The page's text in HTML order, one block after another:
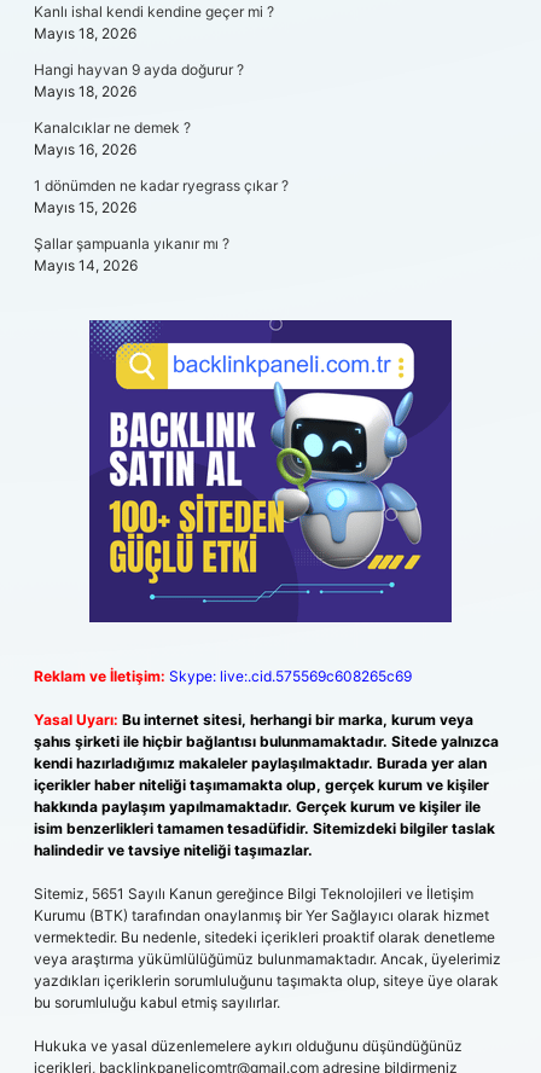
Kanlı ishal kendi kendine geçer mi ?
Mayıs 18, 2026
Hangi hayvan 9 ayda doğurur ?
Mayıs 18, 2026
Kanalcıklar ne demek ?
Mayıs 16, 2026
1 dönümden ne kadar ryegrass çıkar ?
Mayıs 15, 2026
Şallar şampuanla yıkanır mı ?
Mayıs 14, 2026
Reklam ve İletişim: Skype: live:.cid.575569c608265c69
Yasal Uyarı: Bu internet sitesi, herhangi bir marka, kurum veya
şahıs şirketi ile hiçbir bağlantısı bulunmamaktadır. Sitede yalnızca
kendi hazırladığımız makaleler paylaşılmaktadır. Burada yer alan
içerikler haber niteliği taşımamakta olup, gerçek kurum ve kişiler
hakkında paylaşım yapılmamaktadır. Gerçek kurum ve kişiler ile
isim benzerlikleri tamamen tesadüfidir. Sitemizdeki bilgiler taslak
halindedir ve tavsiye niteliği taşımazlar.
Sitemiz, 5651 Sayılı Kanun gereğince Bilgi Teknolojileri ve İletişim
Kurumu (BTK) tarafından onaylanmış bir Yer Sağlayıcı olarak hizmet
vermektedir. Bu nedenle, sitedeki içerikleri proaktif olarak denetleme
veya araştırma yükümlülüğümüz bulunmamaktadır. Ancak, üyelerimiz
yazdıkları içeriklerin sorumluluğunu taşımakta olup, siteye üye olarak
bu sorumluluğu kabul etmiş sayılırlar.
Hukuka ve yasal düzenlemelere aykırı olduğunu düşündüğünüz
içerikleri, backlinkpanelicomtr@gmail.com adresine bildirmeniz